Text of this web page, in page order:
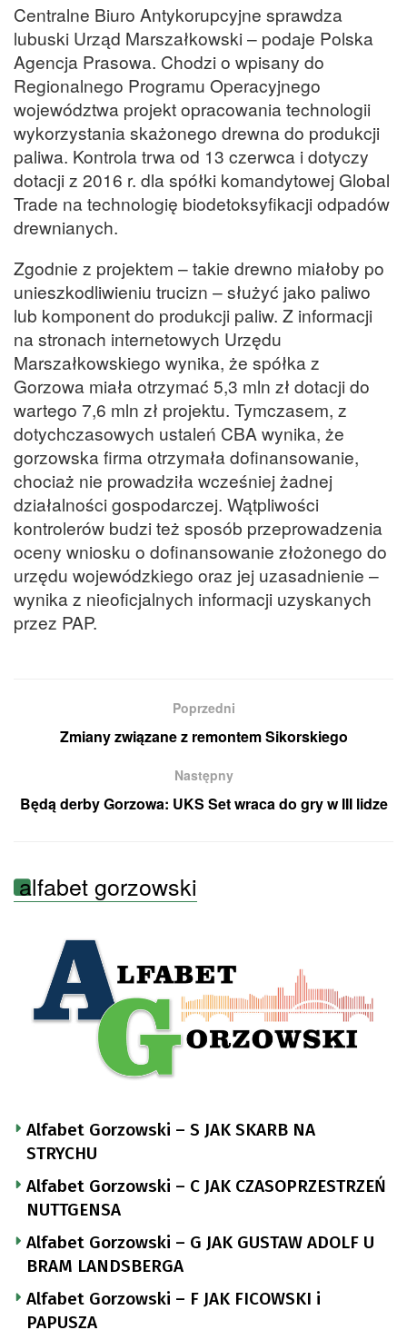
Centralne Biuro Antykorupcyjne sprawdza
lubuski Urząd Marszałkowski – podaje Polska
Agencja Prasowa. Chodzi o wpisany do
Regionalnego Programu Operacyjnego
województwa projekt opracowania technologii
wykorzystania skażonego drewna do produkcji
paliwa. Kontrola trwa od 13 czerwca i dotyczy
dotacji z 2016 r. dla spółki komandytowej Global
Trade na technologię biodetoksyfikacji odpadów
drewnianych.
Zgodnie z projektem – takie drewno miałoby po
unieszkodliwieniu trucizn – służyć jako paliwo
lub komponent do produkcji paliw. Z informacji
na stronach internetowych Urzędu
Marszałkowskiego wynika, że spółka z
Gorzowa miała otrzymać 5,3 mln zł dotacji do
wartego 7,6 mln zł projektu. Tymczasem, z
dotychczasowych ustaleń CBA wynika, że
gorzowska firma otrzymała dofinansowanie,
chociaż nie prowadziła wcześniej żadnej
działalności gospodarczej. Wątpliwości
kontrolerów budzi też sposób przeprowadzenia
oceny wniosku o dofinansowanie złożonego do
urzędu wojewódzkiego oraz jej uzasadnienie –
wynika z nieoficjalnych informacji uzyskanych
przez PAP.
Poprzedni
Zmiany związane z remontem Sikorskiego
Następny
Będą derby Gorzowa: UKS Set wraca do gry w III lidze
alfabet gorzowski
Alfabet Gorzowski – S JAK SKARB NA
STRYCHU
Alfabet Gorzowski – C JAK CZASOPRZESTRZEŃ
NUTTGENSA
Alfabet Gorzowski – G JAK GUSTAW ADOLF U
BRAM LANDSBERGA
Alfabet Gorzowski – F JAK FICOWSKI i
PAPUSZA